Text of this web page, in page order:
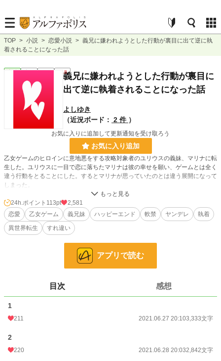
TOP > 小説 > 恋愛小説 > 義兄に嫌われようとした行動が裏目に出て逆に執
着されることになった話
恋愛 完結 長編 R18義兄に嫌われようとした行動が裏目に
出て逆に執着されることになった話
よしゆき
（近況ボード： 2 件 ）
お気に入りに追加して更新通知を受け取ろう
お気に入り追加
乙女ゲームのヒロインに意地悪をする攻略対象者のユリウスの義妹、マリナに転
生した。ユリウスに一目で恋に落ちたマリナは彼の幸せを願い、ゲームとは全く
違う行動をとることにした。するとマリナが思っていたのとは違う展開になって
しまった。
小説 10,353 位 / 228,848 件
恋愛 4,596 位 / 66,375 件
初回公開日時
24h.ポイント 113pt
2,581
恋愛
乙女ゲーム 義兄妹 ハッピーエンド 軟禁 ヤンデレ
執着
異世界転生
すれ違い
アプリで読む
目次 感想
1
211 2021.06.27 20:103,333文字
2
220 2021.06.28 20:032,842文字